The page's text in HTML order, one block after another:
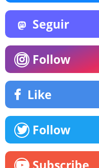
Seguir
Follow
Like
Follow